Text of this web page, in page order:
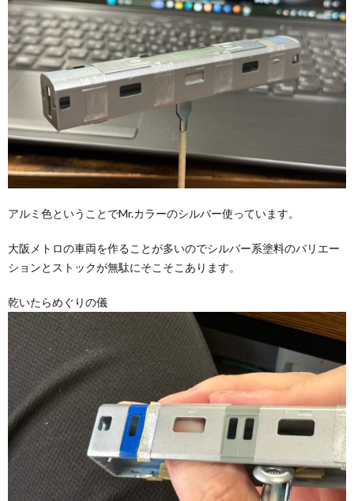
アルミ色ということでMr.カラーのシルバー使っています。
大阪メトロの車両を作ることが多いのでシルバー系塗料のバリエー
ションとストックが無駄にそこそこあります。
乾いたらめぐりの儀